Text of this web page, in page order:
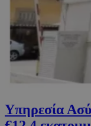
Υπηρεσία